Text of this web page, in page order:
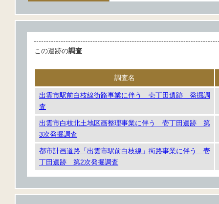
この遺跡の調査
調査名
出雲市駅前白枝線街路事業に伴う 壱丁田遺跡 発掘調
査
出雲市白枝北土地区画整理事業に伴う 壱丁田遺跡 第
3次発掘調査
都市計画道路「出雲市駅前白枝線」街路事業に伴う 壱
丁田遺跡 第2次発掘調査